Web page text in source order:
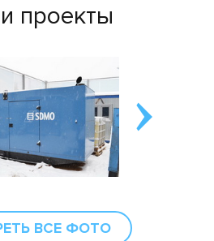
проекты
ВСЕ ФОТО